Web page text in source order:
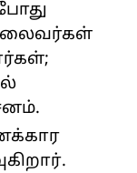
தலைவர்கள்